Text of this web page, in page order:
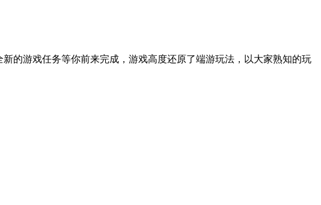
的游戏任务等你前来完成，游戏高度还原了端游玩法，以大家熟知的玩